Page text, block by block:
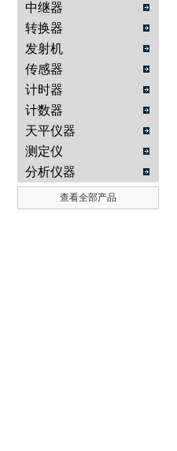
中继器
转换器
发射机
传感器
计时器
计数器
天平仪器
测定仪
分析仪器
查看全部产品